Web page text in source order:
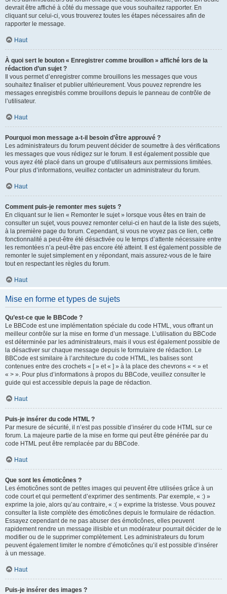
devrait être affiché à côté du message que vous souhaitez rapporter. En
cliquant sur celui-ci, vous trouverez toutes les étapes nécessaires afin de
rapporter le message.
Haut
À quoi sert le bouton « Enregistrer comme brouillon » affiché lors de la
rédaction d’un sujet ?
Il vous permet d’enregistrer comme brouillons les messages que vous
souhaitez finaliser et publier ultérieurement. Vous pouvez reprendre les
messages enregistrés comme brouillons depuis le panneau de contrôle de
l’utilisateur.
Haut
Pourquoi mon message a-t-il besoin d’être approuvé ?
Les administrateurs du forum peuvent décider de soumettre à des vérifications
les messages que vous rédigez sur le forum. Il est également possible que
vous ayez été placé dans un groupe d’utilisateurs aux permissions limitées.
Pour plus d’informations, veuillez contacter un administrateur du forum.
Haut
Comment puis-je remonter mes sujets ?
En cliquant sur le lien « Remonter le sujet » lorsque vous êtes en train de
consulter un sujet, vous pouvez remonter celui-ci en haut de la liste des sujets,
à la première page du forum. Cependant, si vous ne voyez pas ce lien, cette
fonctionnalité a peut-être été désactivée ou le temps d’attente nécessaire entre
les remontées n’a peut-être pas encore été atteint. Il est également possible de
remonter le sujet simplement en y répondant, mais assurez-vous de le faire
tout en respectant les règles du forum.
Haut
Mise en forme et types de sujets
Qu’est-ce que le BBCode ?
Le BBCode est une implémentation spéciale du code HTML, vous offrant un
meilleur contrôle sur la mise en forme d’un message. L’utilisation du BBCode
est déterminée par les administrateurs, mais il vous est également possible de
la désactiver sur chaque message depuis le formulaire de rédaction. Le
BBCode est similaire à l’architecture du code HTML, les balises sont
contenues entre des crochets « [ » et « ] » à la place des chevrons « < » et
« > ». Pour plus d’informations à propos du BBCode, veuillez consulter le
guide qui est accessible depuis la page de rédaction.
Haut
Puis-je insérer du code HTML ?
Par mesure de sécurité, il n’est pas possible d’insérer du code HTML sur ce
forum. La majeure partie de la mise en forme qui peut être générée par du
code HTML peut être remplacée par du BBCode.
Haut
Que sont les émoticônes ?
Les émoticônes sont de petites images qui peuvent être utilisées grâce à un
code court et qui permettent d’exprimer des sentiments. Par exemple, « :) »
exprime la joie, alors qu’au contraire, « :( » exprime la tristesse. Vous pouvez
consulter la liste complète des émoticônes depuis le formulaire de rédaction.
Essayez cependant de ne pas abuser des émoticônes, elles peuvent
rapidement rendre un message illisible et un modérateur pourrait décider de le
modifier ou de le supprimer complètement. Les administrateurs du forum
peuvent également limiter le nombre d’émoticônes qu’il est possible d’insérer
à un message.
Haut
Puis-je insérer des images ?